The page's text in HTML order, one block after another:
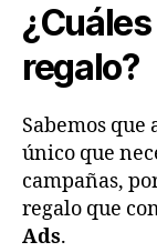
regalo?
Sabemos
único que
campañas,
regalo que
Ads.